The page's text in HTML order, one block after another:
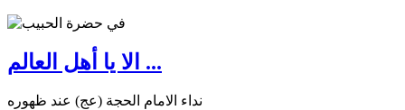
الا يا أهل العالم ...
نداء الامام الحجة (عج) عند ظهوره